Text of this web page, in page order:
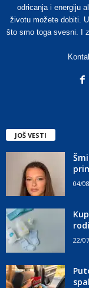
odricanja i energiju
životu možete dobiti.
što smo toga svesni. I
JOŠ VESTI
04/
22/